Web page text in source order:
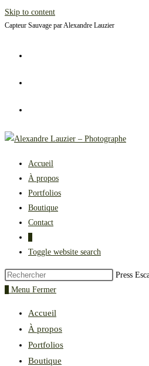
Skip to content
Capteur Sauvage par Alexandre Lauzier
Accueil
À propos
Portfolios
Boutique
Contact
Toggle website search
Press
Menu Fermer
Accueil
À propos
Portfolios
Boutique